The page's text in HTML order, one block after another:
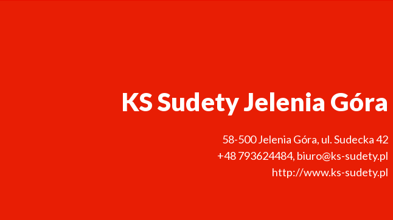
KS Sudety Jelenia Góra
58-500Jelenia Góra, ul. Sudecka 42
+48 793624484, biuro@ks-sudety.pl
http://www.ks-sudety.pl